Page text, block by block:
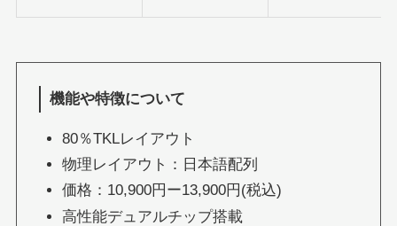
機能や特徴について
80％TKLレイアウト
物理レイアウト：日本語配列
価格：10,900円ー13,900円(税込)
高性能デュアルチップ搭載